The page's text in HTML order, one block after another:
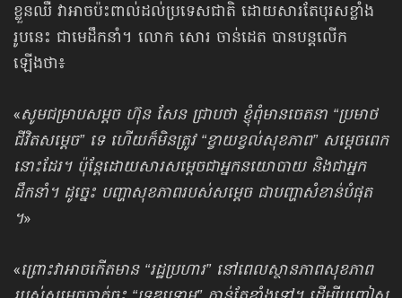
ខ្លួនឈឺ វាអាចប៉ះពាល់​ដល់​ប្រទេសជាតិ ដោយសារតែបុរសខ្លាំង
រូបនេះ ជាមេដឹកនាំ។ លោក សោរ ចាន់ដេត បាន​បន្ត​លើក
ឡើងថា៖
«សូម​ជម្រាប​សម្តច​ ហ៊ុន​ សែន​ ជ្រាប​ថា​ ខ្ញុំ​ពុំមាន​ចេតនា​ “ប្រមាថ​
ជីវិត​សម្តេច​”​ ទេ​ ហើយ​ក៏​មិន​ត្រូវ​ “ខ្វាយខ្វល់​សុខភាព​”​ សម្តេច​ពេក​
នោះដែរ​។ ប៉ុន្តែដោយសារ​សម្តេច​ជាអ្នក​នយោបាយ​ និងជាអ្នក​
ដឹកនាំ​។ ដូច្នេះ​ បញ្ហា​សុខភាព​របស់​សម្ដេច​ ជាបញ្ហាសំខាន់បំផុត​
។»
«ព្រោះ​វាអាច​កេីតមាន​ “រដ្ឋ​ប្រហារ​”​ នៅពេល​ស្ថានភាព​សុខភាព​